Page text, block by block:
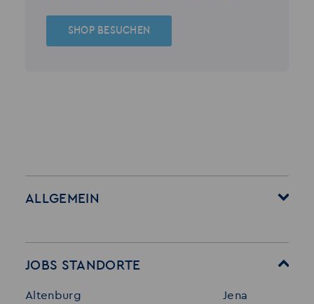
SHOP BESUCHEN
ALLGEMEIN
Stellenangebote
Referenzen
JOBS STANDORTE
Altenburg
Jena